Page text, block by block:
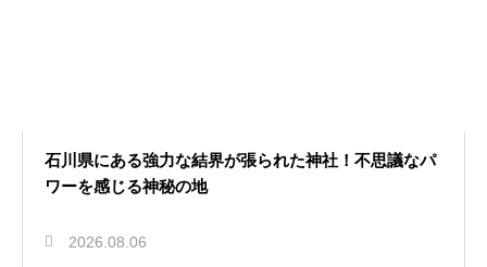
石川県にある強力な結界が張られた神社！不思議なパ
ワーを感じる神秘の地
2026.08.06